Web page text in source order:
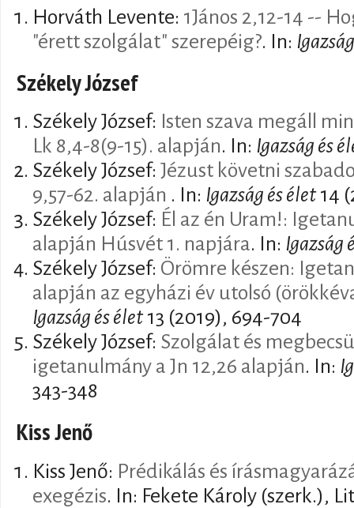
Horváth Levente: 1János 2,12-14 --
"érett szolgálat" szerepéig?. In:
Székely József
Székely József: Isten szava megáll
Lk 8,4-8(9-15). alapján. In: Igazság és
Székely József: Jézust követni
9,57-62. alapján . In: Igazság és élet14
Székely József: Él az én Uram!:
alapján Húsvét 1. napjára. In: Igazság
Székely József: Örömre készen:
alapján az egyházi év utolsó
Igazság és élet13 (2019), 694-704
Székely József: Szolgálat és
igetanulmány a Jn 12,26 alapján. In:
343-348
Kiss Jenő
Kiss Jenő: Prédikálás és
exegézis. In: Fekete Károly (szerk.),